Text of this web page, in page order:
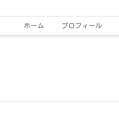
ホーム プロフィール